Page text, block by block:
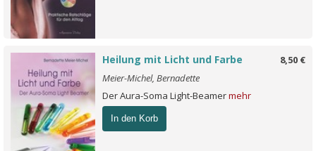
8,50 €
Heilung mit Licht und Farbe
Meier-Michel, Bernadette
Der Aura-Soma Light-Beamermehr
In den Korb